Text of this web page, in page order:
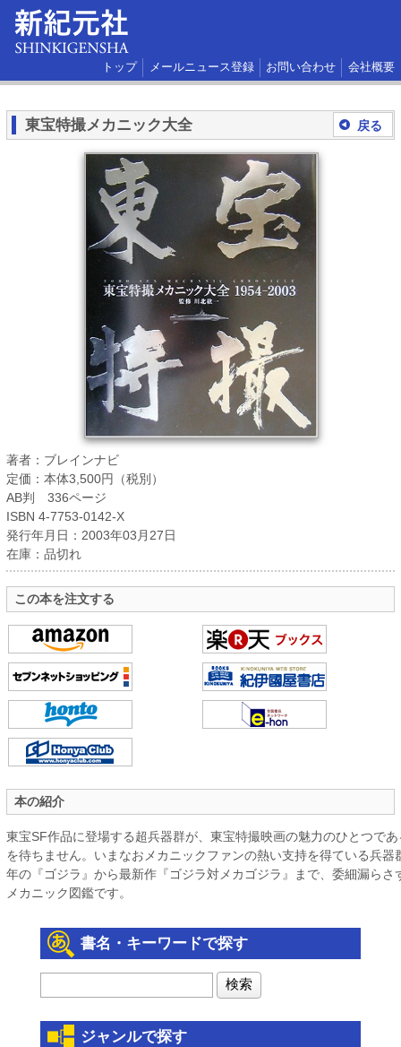
トップ メールニュース登録 お問い合わせ 会社概要
戻る
東宝特撮メカニック大全
著者：ブレインナビ
定価：本体3,500円（税別）
AB判 336ページ
ISBN 4-7753-0142-X
発行年月日：2003年03月27日
在庫：品切れ
この本を注文する
本の紹介
東宝SF作品に登場する超兵器群が、東宝特撮映画の魅力のひとつで
を待ちません。いまなおメカニックファンの熱い支持を得ている兵器
年の『ゴジラ』から最新作『ゴジラ対メカゴジラ』まで、委細漏らさ
メカニック図鑑です。
書名・キーワードで探す
ジャンルで探す